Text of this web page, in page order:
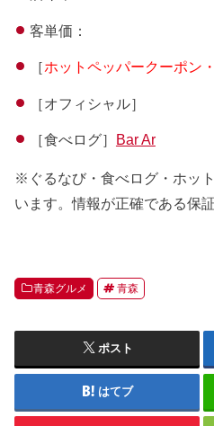
客単価：
［ホットペッパークーポン
［オフィシャル］
［食べログ］ Bar Ar
※ぐるなび・食べログ・ホッ
います。情報が正確である保
青森グルメ 青森
ポスト
はてブ